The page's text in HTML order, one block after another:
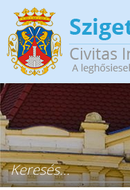
Ugrás a tartalomra
Keresés űrlap